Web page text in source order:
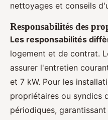
nettoyages et conseils
Responsabilités des
Les responsabilités
logement et de contrat.
assurer l'entretien
et 7 kW. Pour les
propriétaires ou syndics
périodiques,